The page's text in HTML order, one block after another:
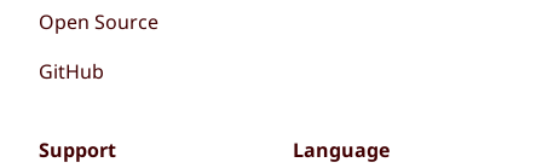
Open Source
GitHub
Support
Language